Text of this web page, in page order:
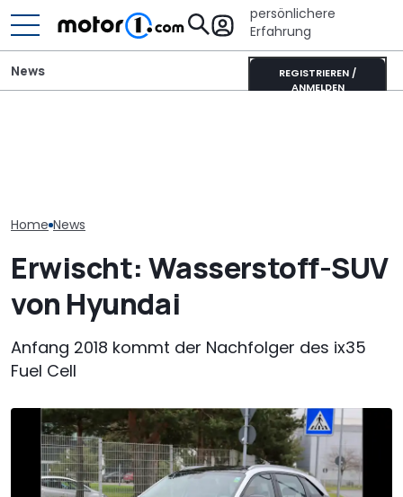
persönlichere
Erfahrung
REGISTRIEREN /
ANMELDEN
News
Home News
Erwischt: Wasserstoff-SUV
von Hyundai
Anfang 2018 kommt der Nachfolger des ix35
Fuel Cell